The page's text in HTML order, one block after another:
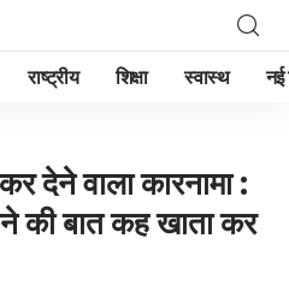
राष्ट्रीय शिक्षा स्वास्थ नई
देने वाला कारनामा :
की बात कह खाता कर